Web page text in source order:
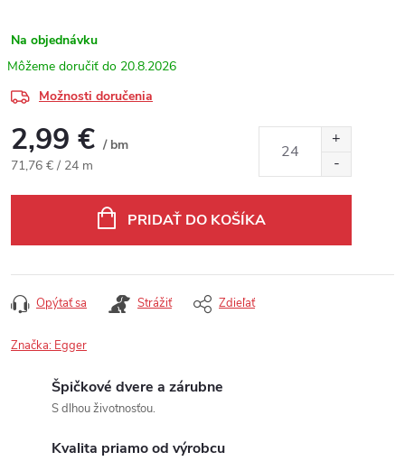
Na objednávku
20.8.2026
Možnosti doručenia
2,99 € / bm
Jednotková cena:
71,76 € / 24 m
PRIDAŤ DO KOŠÍKA
Opýtať sa Strážiť Zdieľať
Značka: Egger
Špičkové dvere a zárubne
S dlhou životnosťou.
Kvalita priamo od výrobcu